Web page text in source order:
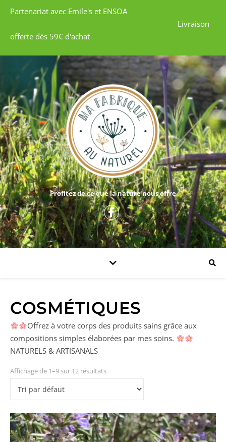
Partenariat avec Emile's et ENSOA
Livraison
offerte dès 59€ d'achat
Profitez de ce que la nature nous offre
COSMÉTIQUES
Offrez à votre corps des produits sains grâce aux
compositions simples élaborées par mes soins.
NATURELS & ARTISANALS
Affichage de 1–9 sur 12 résultats